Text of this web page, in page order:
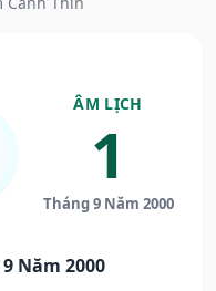
ÂM LỊCH
1
Tháng 9 Năm 2000
Năm 2000